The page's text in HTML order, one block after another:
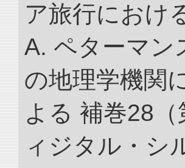
ア旅行におけ
A. ペターマン
の地理学機関
よる 補巻28
ィジタル・シ